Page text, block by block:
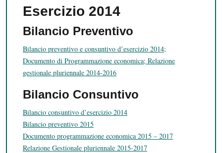
Esercizio 2014
Bilancio Preventivo
Bilancio preventivo e consuntivo d’esercizio 2014;
Documento di Programmazione economica; Relazione
gestionale pluriennale 2014-2016
Bilancio Consuntivo
Bilancio consuntivo d’esercizio 2014
Bilancio preventivo 2015
Documento programmazione economica 2015 – 2017
Relazione Gestionale pluriennale 2015-2017